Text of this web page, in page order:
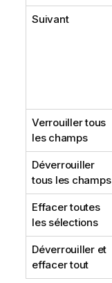
Suivant
Verrouiller tous
les champs
Déverrouiller
tous les champs
Effacer toutes
les sélections
Déverrouiller et
effacer tout